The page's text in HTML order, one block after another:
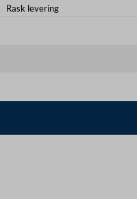
Rask levering